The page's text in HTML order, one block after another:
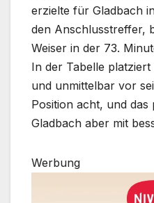
erzielte für Gladbach
den Anschlusstreffer,
Weiser in der 73.
In der Tabelle
und unmittelbar vor
Position acht, und das
Gladbach aber mit
Werbung